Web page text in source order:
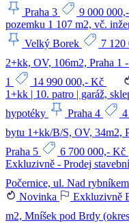
Praha 3
9 000
pozemku 1 107 m2, vč.
Velký Borek
7 120
2+kk, OV, 106m2, Praha 1
1
14 990 000,- Kč
1+kk | 10. patro | garáž,
hypotéky
Praha 4
bytu 1+kk/B/S, OV, 34m2,
Praha 5
6 700 000,- Kč
Exkluzivně - Prodej
Počernice, ul. Nad rybníkem
Novinka
Exkluzivně
m2, Mníšek pod Brdy